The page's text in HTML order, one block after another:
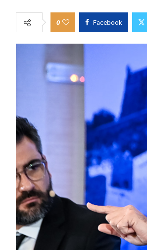
0 Facebook